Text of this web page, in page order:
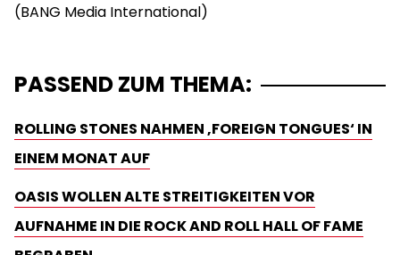
PASSEND ZUM THEMA:
ROLLING STONES NAHMEN ‚FOREIGN TONGUES‘ IN
EINEM MONAT AUF
OASIS WOLLEN ALTE STREITIGKEITEN VOR
AUFNAHME IN DIE ROCK AND ROLL HALL OF FAME